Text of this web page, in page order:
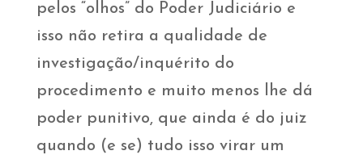
pelos “olhos” do Poder Judiciário e
isso não retira a qualidade de
investigação/inquérito do
procedimento e muito menos lhe dá
poder punitivo, que ainda é do juiz
quando (e se) tudo isso virar um